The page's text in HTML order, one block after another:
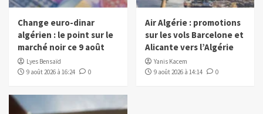
Change euro-dinar
algérien : le point sur le
marché noir ce 9 août
Lyes Bensaïd
9 août 2026 à 16:24
0
Air Algérie : promotions
sur les vols Barcelone et
Alicante vers l’Algérie
Yanis Kacem
9 août 2026 à 14:14
0